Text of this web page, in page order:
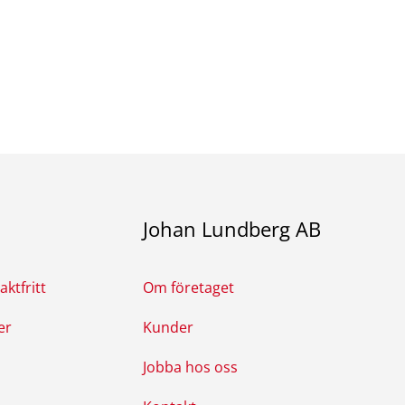
Johan Lundberg AB
Om företaget
Kunder
Jobba hos oss